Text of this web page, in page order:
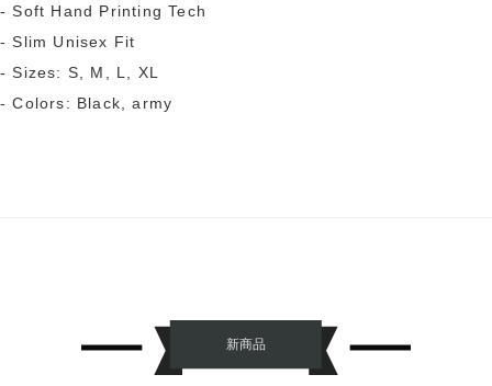
- Soft Hand Printing Tech
- Slim Unisex Fit
- Sizes: S, M, L, XL
- Colors: Black, army
新商品